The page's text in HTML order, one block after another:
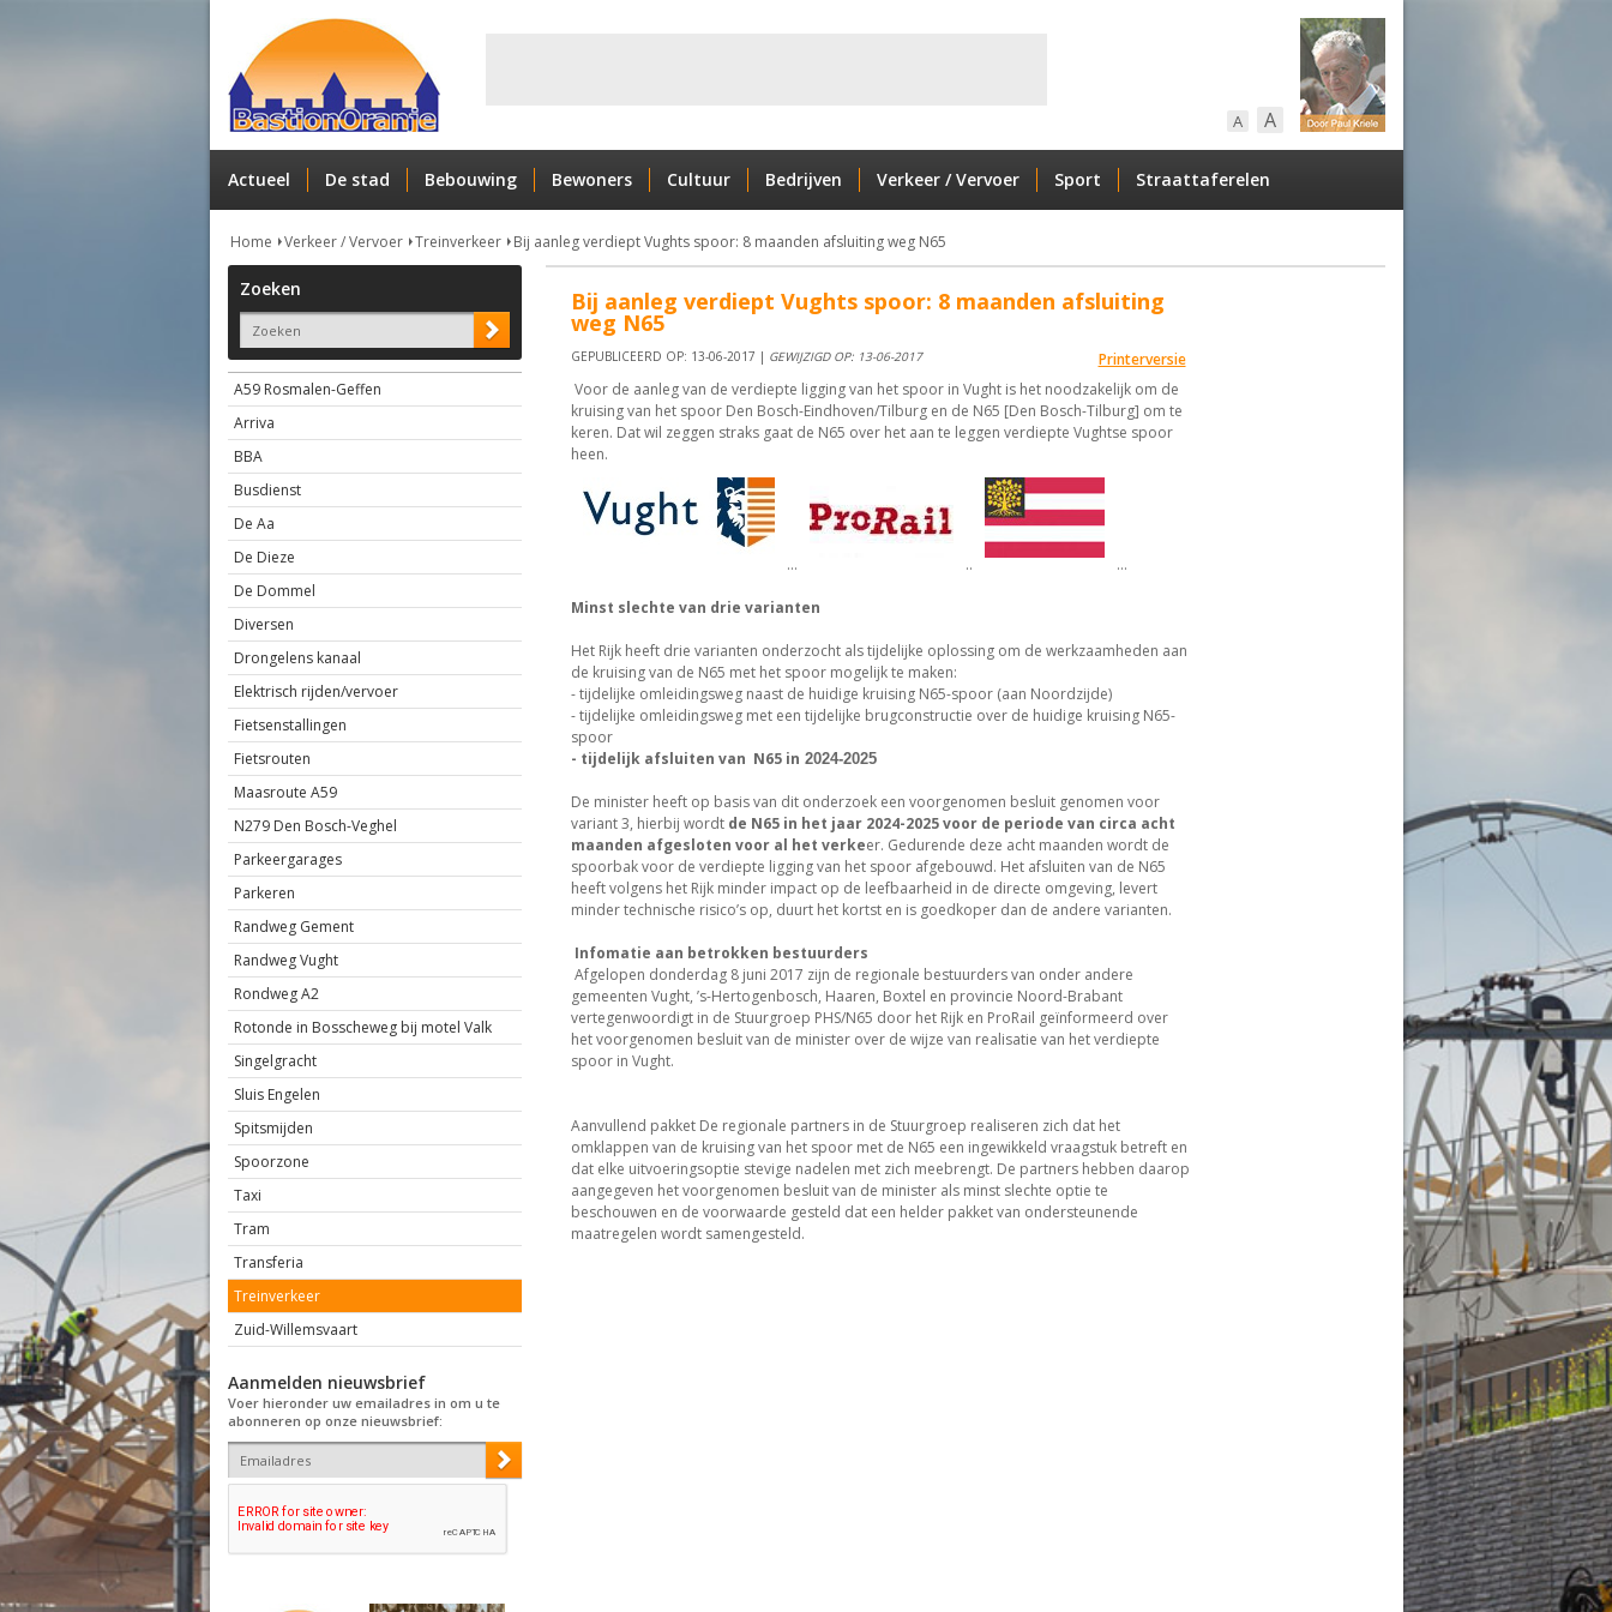
A A
Actueel De stad Bebouwing Bewoners Cultuur Bedrijven Verkeer / Vervoer Sport Straattaferelen
Home Verkeer / Vervoer Treinverkeer Bij aanleg verdiept Vughts spoor: 8 maanden afsluiting weg N65
Zoeken
A59 Rosmalen-Geffen
Arriva
BBA
Busdienst
De Aa
De Dieze
De Dommel
Diversen
Drongelens kanaal
Elektrisch rijden/vervoer
Fietsenstallingen
Fietsrouten
Maasroute A59
N279 Den Bosch-Veghel
Parkeergarages
Parkeren
Randweg Gement
Randweg Vught
Rondweg A2
Rotonde in Bosscheweg bij motel Valk
Singelgracht
Sluis Engelen
Spitsmijden
Spoorzone
Taxi
Tram
Transferia
Treinverkeer
Zuid-Willemsvaart
Aanmelden nieuwsbrief
Voer hieronder uw emailadres in om u te
abonneren op onze nieuwsbrief:
Bij aanleg verdiept Vughts spoor: 8 maanden afsluiting
weg N65
Printerversie
GEPUBLICEERD OP: 13-06-2017 | GEWIJZIGD OP: 13-06-2017
Voor de aanleg van de verdiepte ligging van het spoor in Vught is het noodzakelijk om de
kruising van het spoor Den Bosch-Eindhoven/Tilburg en de N65 [Den Bosch-Tilburg] om te
keren. Dat wil zeggen straks gaat de N65 over het aan te leggen verdiepte Vughtse spoor
heen.
... .. ...
Minst slechte van drie varianten
Het Rijk heeft drie varianten onderzocht als tijdelijke oplossing om de werkzaamheden aan
de kruising van de N65 met het spoor mogelijk te maken:
- tijdelijke omleidingsweg naast de huidige kruising N65-spoor (aan Noordzijde)
- tijdelijke omleidingsweg met een tijdelijke brugconstructie over de huidige kruising N65-
spoor
- tijdelijk afsluiten van N65 in 2024-2025
De minister heeft op basis van dit onderzoek een voorgenomen besluit genomen voor
variant 3, hierbij wordtde N65 in het jaar 2024-2025 voor de periode van circa acht
maanden afgesloten voor al het verkeer. Gedurende deze acht maanden wordt de
spoorbak voor de verdiepte ligging van het spoor afgebouwd. Het afsluiten van de N65
heeft volgens het Rijk minder impact op de leefbaarheid in de directe omgeving, levert
minder technische risico’s op, duurt het kortst en is goedkoper dan de andere varianten.
Infomatie aan betrokken bestuurders
Afgelopen donderdag 8 juni 2017 zijn de regionale bestuurders van onder andere
gemeenten Vught, ’s-Hertogenbosch, Haaren, Boxtel en provincie Noord-Brabant
vertegenwoordigt in de Stuurgroep PHS/N65 door het Rijk en ProRail geïnformeerd over
het voorgenomen besluit van de minister over de wijze van realisatie van het verdiepte
spoor in Vught.
Aanvullend pakket De regionale partners in de Stuurgroep realiseren zich dat het
omklappen van de kruising van het spoor met de N65 een ingewikkeld vraagstuk betreft en
dat elke uitvoeringsoptie stevige nadelen met zich meebrengt. De partners hebben daarop
aangegeven het voorgenomen besluit van de minister als minst slechte optie te
beschouwen en de voorwaarde gesteld dat een helder pakket van ondersteunende
maatregelen wordt samengesteld.